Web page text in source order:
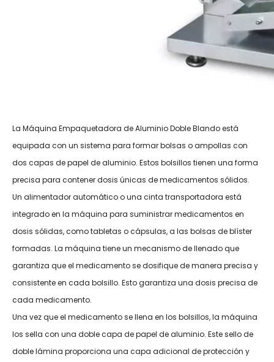
La Máquina Empaquetadora de Aluminio Doble Blando está
equipada con un sistema para formar bolsas o ampollas con
dos capas de papel de aluminio. Estos bolsillos tienen una forma
precisa para contener dosis únicas de medicamentos sólidos.
Un alimentador automático o una cinta transportadora está
integrado en la máquina para suministrar medicamentos en
dosis sólidas, como tabletas o cápsulas, a las bolsas de blíster
formadas. La máquina tiene un mecanismo de llenado que
garantiza que el medicamento se dosifique de manera precisa y
consistente en cada bolsillo. Esto garantiza una dosis precisa de
cada medicamento.
Una vez que el medicamento se llena en los bolsillos, la máquina
los sella con una doble capa de papel de aluminio. Este sello de
doble lámina proporciona una capa adicional de protección y